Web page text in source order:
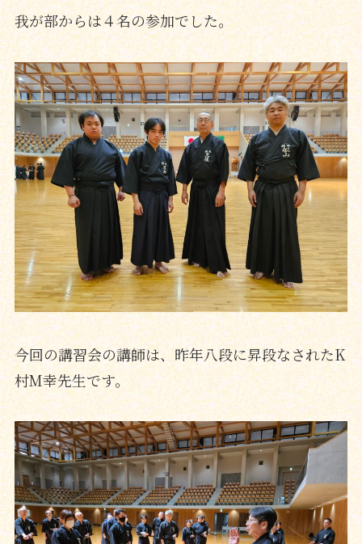
我が部からは４名の参加でした。
今回の講習会の講師は、昨年八段に昇段なされたK
村M幸先生です。